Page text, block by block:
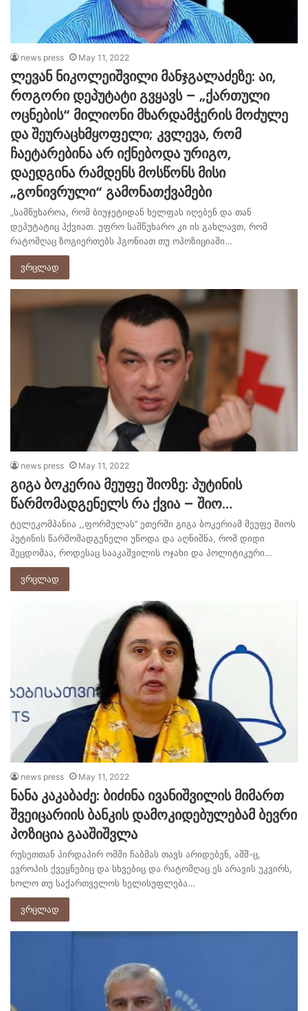
news press May 11, 2022
ლევან ნიკოლეიშვილი მანჯგალაძეზე: აი,
როგორი დეპუტატი გვყავს – „ქართული
ოცნების“ მილიონი მხარდამჭერის მოძულე
და შეურაცხმყოფელი; კვლევა, რომ
ჩაეტარებინა არ იქნებოდა ურიგო,
დაედგინა რამდენს მოსწონს მისი
„გონივრული“ გამონათქვამები
„სამწუხაროა, რომ ბიუჯეტიდან ხელფას იღებენ და თან
დეპუტატიც ჰქვიათ. უფრო სამწუხარო კი ის გახლავთ, რომ
რატომღაც ზოგიერთებს ჰგონიათ თუ ოპოზიციაში…
ვრცლად
news press May 11, 2022
გიგა ბოკერია მეუფე შიოზე: პუტინის
წარმომადგენელს რა ქვია – შიო…
ტელეკომპანია ,,ფორმულას’’ ეთერში გიგა ბოკერიამ მეუფე შიოს
პუტინის წარმომადგენელი უწოდა და აღნიშნა, რომ დიდი
შეცდომაა, როდესაც სააკაშვილის ოჯახი და პოლიტიკური…
ვრცლად
news press May 11, 2022
ნანა კაკაბაძე: ბიძინა ივანიშვილის მიმართ
შვეიცარიის ბანკის დამოკიდებულებამ ბევრი
პოზიცია გააშიშვლა
რუსეთთან პირდაპირ ომში ჩაბმას თავს არიდებენ, აშშ-ც,
ევროპის ქვეყნებიც და სხვებიც და რატომღაც ეს არავის უკვირს,
ხოლო თუ საქართველოს ხელისუფლება…
ვრცლად